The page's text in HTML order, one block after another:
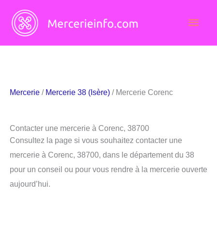
contenu
Mercerie / Mercerie 38 (Isère) / Mercerie Corenc
Contacter une mercerie à Corenc, 38700
Consultez la page si vous souhaitez contacter une
mercerie à Corenc, 38700, dans le département du 38
pour un conseil ou pour vous rendre à la mercerie ouverte
aujourd’hui.